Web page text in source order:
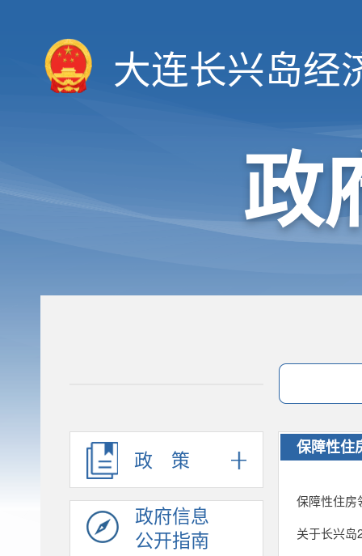
大连长兴岛经
政
政策
政府信息
公开指南
保障性住
保障性住房
关于长兴岛